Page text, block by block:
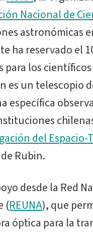
Nacional de
astronómicas
ha reservado el
para los
es un telescopio
específica
del Espacio-
Rubin.
desde la Red
(REUNA), que
óptica para la